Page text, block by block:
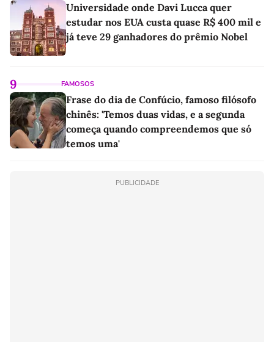
Universidade onde Davi Lucca quer
estudar nos EUA custa quase R$ 400 mil e
já teve 29 ganhadores do prêmio Nobel
9 FAMOSOS
Frase do dia de Confúcio, famoso filósofo
chinês: 'Temos duas vidas, e a segunda
começa quando compreendemos que só
temos uma'
PUBLICIDADE